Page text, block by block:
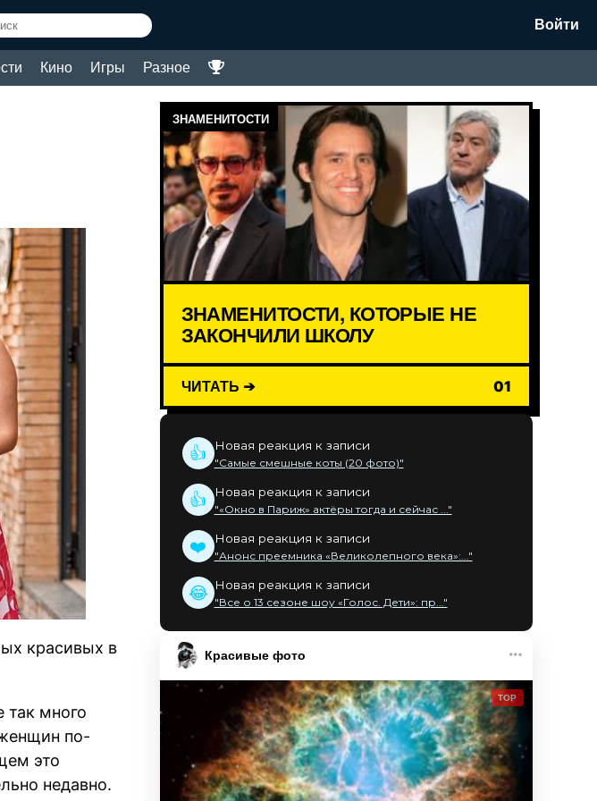
Войти
Кино Игры Разное
красивых в
так много
по-
это
недавно.
ЗНАМЕНИТОСТИ
ЗНАМЕНИТОСТИ, КОТОРЫЕ НЕ
ЗАКОНЧИЛИ ШКОЛУ
ЧИТАТЬ ➔ 01
👍 Новая реакция к записи
"Самые смешные коты (20 фото)"
👍 Новая реакция к записи
"«Окно в Париж» актёры тогда и сейчас ..."
❤️ Новая реакция к записи
"Анонс преемника «Великолепного века»:..."
😂 Новая реакция к записи
"Все о 13 сезоне шоу «Голос. Дети»: пр..."
Красивые фото
TOP